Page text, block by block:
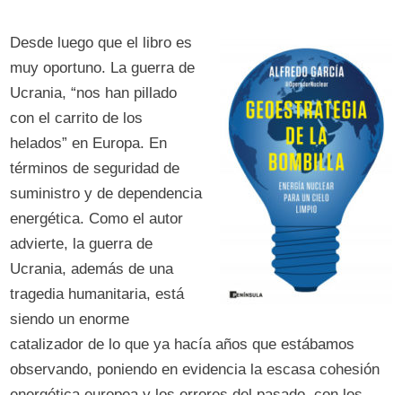
Desde luego que el libro es
muy oportuno. La guerra de
Ucrania, “nos han pillado
con el carrito de los
helados” en Europa. En
términos de seguridad de
suministro y de dependencia
energética. Como el autor
advierte, la guerra de
Ucrania, además de una
tragedia humanitaria, está
siendo un enorme
catalizador de lo que ya hacía años que estábamos
observando, poniendo en evidencia la escasa cohesión